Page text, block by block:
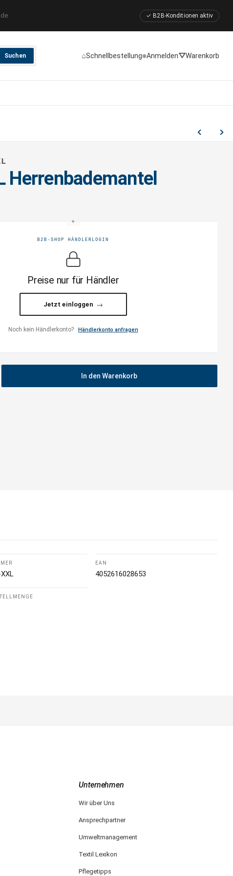
✓ B2B-Konditionen aktiv
Suchen ⌂Schnellbestellung⎈Anmelden⛛Warenkorb
Herrenbademantel
B2B-SHOP HÄNDLERLOGIN
Preise nur für Händler
Jetzt einloggen
Noch kein Händlerkonto? Händlerkonto anfragen
In den Warenkorb
EAN
4052616028653
Unternehmen
Wir über Uns
Ansprechpartner
Umweltmanagement
Textil Lexikon
Pflegetipps